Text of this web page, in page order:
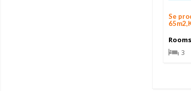
Se
Rooms
3